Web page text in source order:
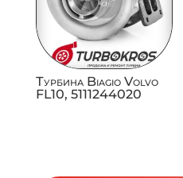
Турбина Biagio Volvo
FL10, 5111244020